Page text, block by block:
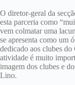
O diretor-geral da
esta parceria como
vem colmatar uma
se apresenta como um
dedicado aos clubes
atividade é muito
imagem dos clubes e
Lino.